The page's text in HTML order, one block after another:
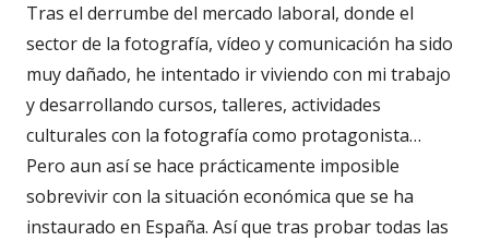
Tras el derrumbe del mercado laboral, donde el
sector de la fotografía, vídeo y comunicación ha sido
muy dañado, he intentado ir viviendo con mi trabajo
y desarrollando cursos, talleres, actividades
culturales con la fotografía como protagonista…
Pero aun así se hace prácticamente imposible
sobrevivir con la situación económica que se ha
instaurado en España. Así que tras probar todas las